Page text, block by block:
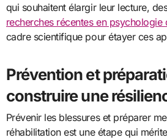
qui souhaitent élargir leur lecture,
recherches récentes en psychologie
cadre scientifique pour étayer ces
Prévention et
construire une
Prévenir les blessures et préparer mentalement la
réhabilitation est une étape qui